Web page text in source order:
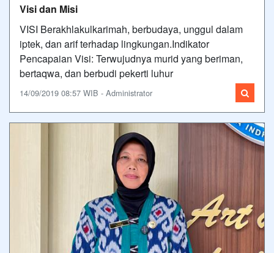
Visi dan Misi
VISI Berakhlakulkarimah, berbudaya, unggul dalam
iptek, dan arif terhadap lingkungan.Indikator
Pencapaian Visi: Terwujudnya murid yang beriman,
bertaqwa, dan berbudi pekerti luhur
14/09/2019 08:57 WIB - Administrator